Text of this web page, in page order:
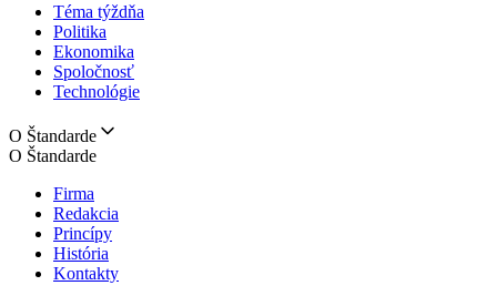
Téma týždňa
Politika
Ekonomika
Spoločnosť
Technológie
O Štandarde
O Štandarde
Firma
Redakcia
Princípy
História
Kontakty